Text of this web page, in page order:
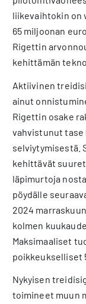
liikevaihtokin on
65 miljoonan
Rigettin
kehittämän
Aktiivinen
ainut
Rigettin osake
vahvistunut
selviytymisestä.
kehittävät
läpimurtoja
pöydälle
2024
kolmen
Maksimaaliset
poikkeukselliset
Nykyisen
toimineet muun